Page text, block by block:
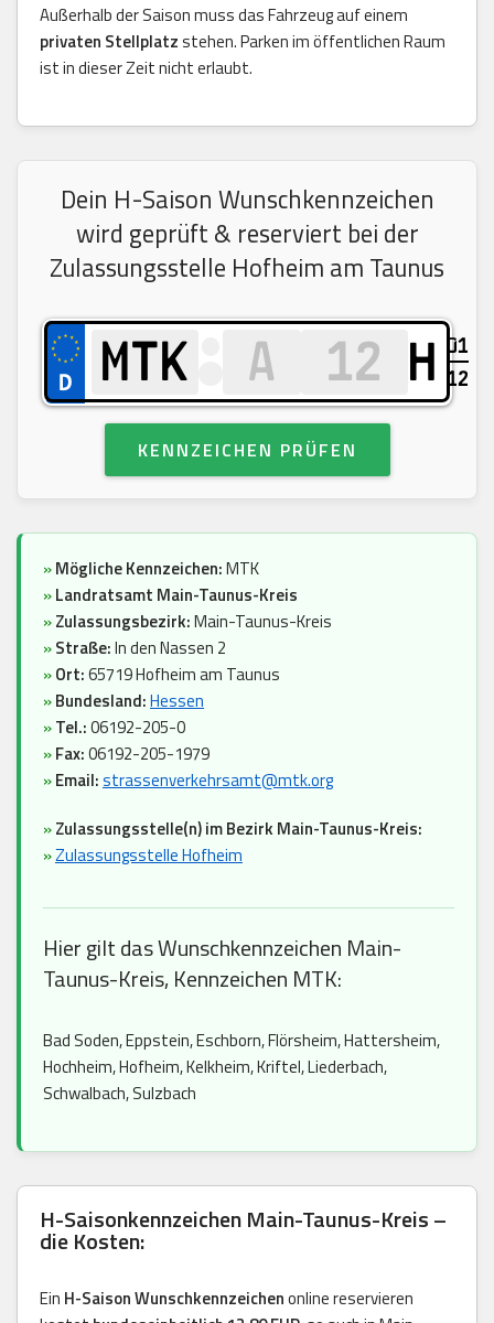
Außerhalb der Saison muss das Fahrzeug auf einem
privaten Stellplatzstehen. Parken im öffentlichen Raum
ist in dieser Zeit nicht erlaubt.
Dein H-Saison Wunschkennzeichen
wird geprüft & reserviert bei der
Zulassungsstelle Hofheim am Taunus
H
01
12
KENNZEICHEN PRÜFEN
»Mögliche Kennzeichen:MTK
»Landratsamt Main-Taunus-Kreis
»Zulassungsbezirk:Main-Taunus-Kreis
»Straße:In den Nassen 2
»Ort:65719 Hofheim am Taunus
»Bundesland:Hessen
»Tel.:06192-205-0
»Fax:06192-205-1979
»Email:strassenverkehrsamt@mtk.org
»Zulassungsstelle(n) im Bezirk Main-Taunus-Kreis:
»Zulassungsstelle Hofheim
Hier gilt das Wunschkennzeichen Main-
Taunus-Kreis, Kennzeichen MTK:
Bad Soden, Eppstein, Eschborn, Flörsheim, Hattersheim,
Hochheim, Hofheim, Kelkheim, Kriftel, Liederbach,
Schwalbach, Sulzbach
H-Saisonkennzeichen Main-Taunus-Kreis –
die Kosten:
Ein H-Saison Wunschkennzeichenonline reservieren